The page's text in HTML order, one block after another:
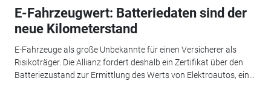
E-Fahrzeugwert: Batteriedaten sind der
neue Kilometerstand
E-Fahrzeuge als große Unbekannte für einen Versicherer als
Risikoträger. Die Allianz fordert deshalb ein Zertifikat über den
Batteriezustand zur Ermittlung des Werts von Elektroautos, ein...